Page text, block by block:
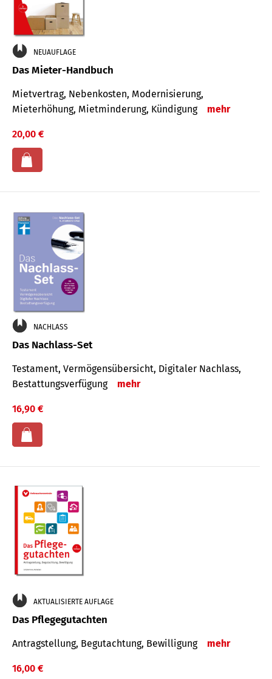
NEUAUFLAGE
Das Mieter-Handbuch
Mietvertrag, Nebenkosten, Modernisierung,
Mieterhöhung, Mietminderung, Kündigung
mehr
20,00 €
NACHLASS
Das Nachlass-Set
Testament, Vermögens­übersicht, Digitaler Nach­lass,
Bestat­tungs­ver­fügung
mehr
16,90 €
AKTUALISIERTE AUFLAGE
Das Pflegegutachten
Antragstellung, Begutachtung, Bewilligung mehr
16,00 €